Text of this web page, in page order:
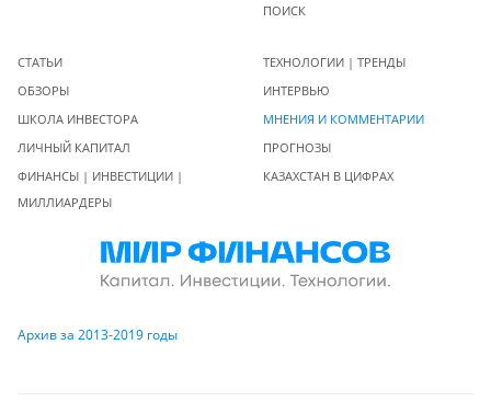
ПОИСК
СТАТЬИ
ОБЗОРЫ
ШКОЛА ИНВЕСТОРА
ЛИЧНЫЙ КАПИТАЛ
ФИНАНСЫ | ИНВЕСТИЦИИ |
МИЛЛИАРДЕРЫ
ТЕХНОЛОГИИ | ТРЕНДЫ
ИНТЕРВЬЮ
МНЕНИЯ И КОММЕНТАРИИ
ПРОГНОЗЫ
КАЗАХСТАН В ЦИФРАХ
Архив за 2013-2019 годы